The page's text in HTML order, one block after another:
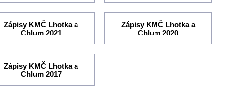
Zápisy KMČ Lhotka a
Chlum 2021
Zápisy KMČ Lhotka a
Chlum 2020
Zápisy KMČ Lhotka a
Chlum 2017